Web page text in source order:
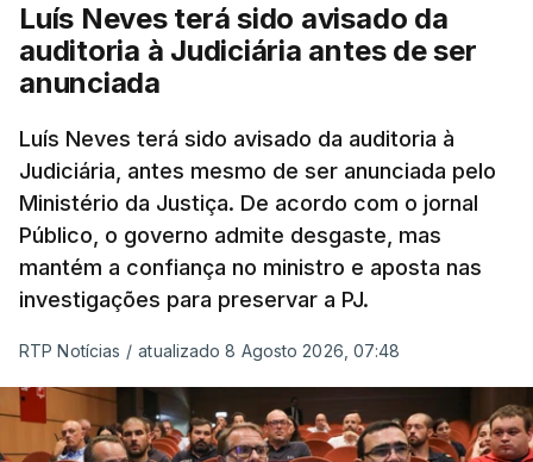
Luís Neves terá sido avisado da
auditoria à Judiciária antes de ser
anunciada
Luís Neves terá sido avisado da auditoria à
Judiciária, antes mesmo de ser anunciada pelo
Ministério da Justiça. De acordo com o jornal
Público, o governo admite desgaste, mas
mantém a confiança no ministro e aposta nas
investigações para preservar a PJ.
RTP Notícias / atualizado 8 Agosto 2026, 07:48